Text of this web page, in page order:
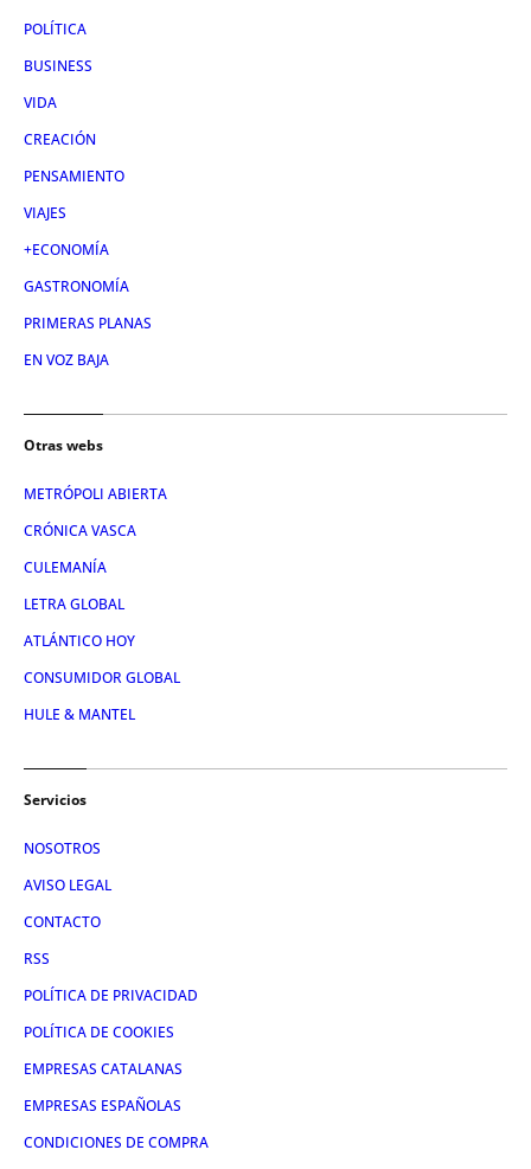
POLÍTICA
BUSINESS
VIDA
CREACIÓN
PENSAMIENTO
VIAJES
+ECONOMÍA
GASTRONOMÍA
PRIMERAS PLANAS
EN VOZ BAJA
Otras webs
METRÓPOLI ABIERTA
CRÓNICA VASCA
CULEMANÍA
LETRA GLOBAL
ATLÁNTICO HOY
CONSUMIDOR GLOBAL
HULE & MANTEL
Servicios
NOSOTROS
AVISO LEGAL
CONTACTO
RSS
POLÍTICA DE PRIVACIDAD
POLÍTICA DE COOKIES
EMPRESAS CATALANAS
EMPRESAS ESPAÑOLAS
CONDICIONES DE COMPRA